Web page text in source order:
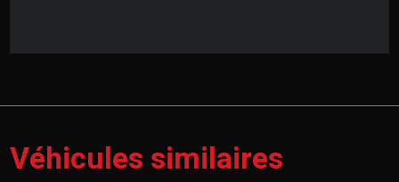
Véhicules similaires